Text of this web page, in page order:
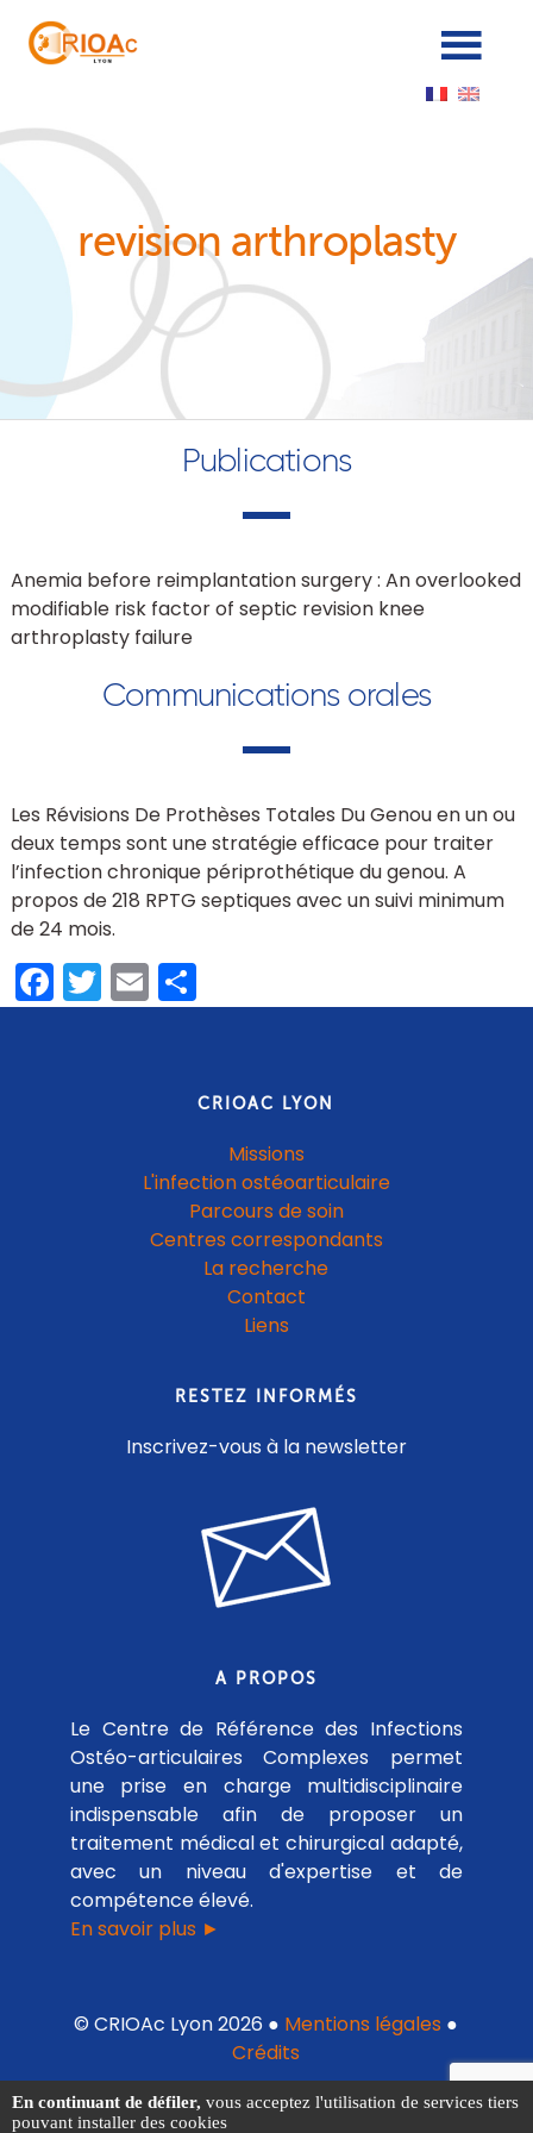
revision arthroplasty
Publications
Anemia before reimplantation surgery : An overlooked
modifiable risk factor of septic revision knee
arthroplasty failure
Communications orales
Les Révisions De Prothèses Totales Du Genou en un ou
deux temps sont une stratégie efficace pour traiter
l’infection chronique périprothétique du genou. A
propos de 218 RPTG septiques avec un suivi minimum
de 24 mois.
Facebook
Twitter
EmailPartager
CRIOAC LYON
Missions
L'infection ostéoarticulaire
Parcours de soin
Centres correspondants
La recherche
Contact
Liens
RESTEZ INFORMÉS
Inscrivez-vous à la newsletter
A PROPOS
Le Centre de Référence des Infections
Ostéo-articulaires Complexes permet
une prise en charge multidisciplinaire
indispensable afin de proposer un
traitement médical et chirurgical adapté,
avec un niveau d'expertise et de
compétence élevé.
En savoir plus ►
© CRIOAc Lyon 2026 ● Mentions légales ●
Crédits
Panneau de gestion des cookies
En continuant de défiler, vous acceptez l'utilisation de services tiers
pouvant installer des cookies